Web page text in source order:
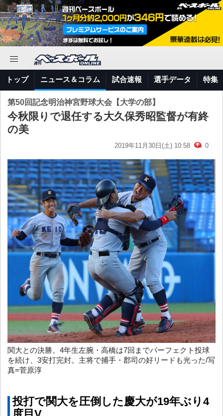
トップ ニュース＆コラム 試合速報 選手データ 特集
第50回記念明治神宮野球大会【大学の部】
今秋限りで退任する大久保秀昭監督が有終
の美
2019年11月30日(土) 10:58 0
関大との決勝。4年生左腕・高橋は7回までパーフェクト投球
を続け、3安打完封。主将で捕手・郡司の好リードも光った/写
真=菅原淳
投打で関大を圧倒した慶大が19年ぶり4